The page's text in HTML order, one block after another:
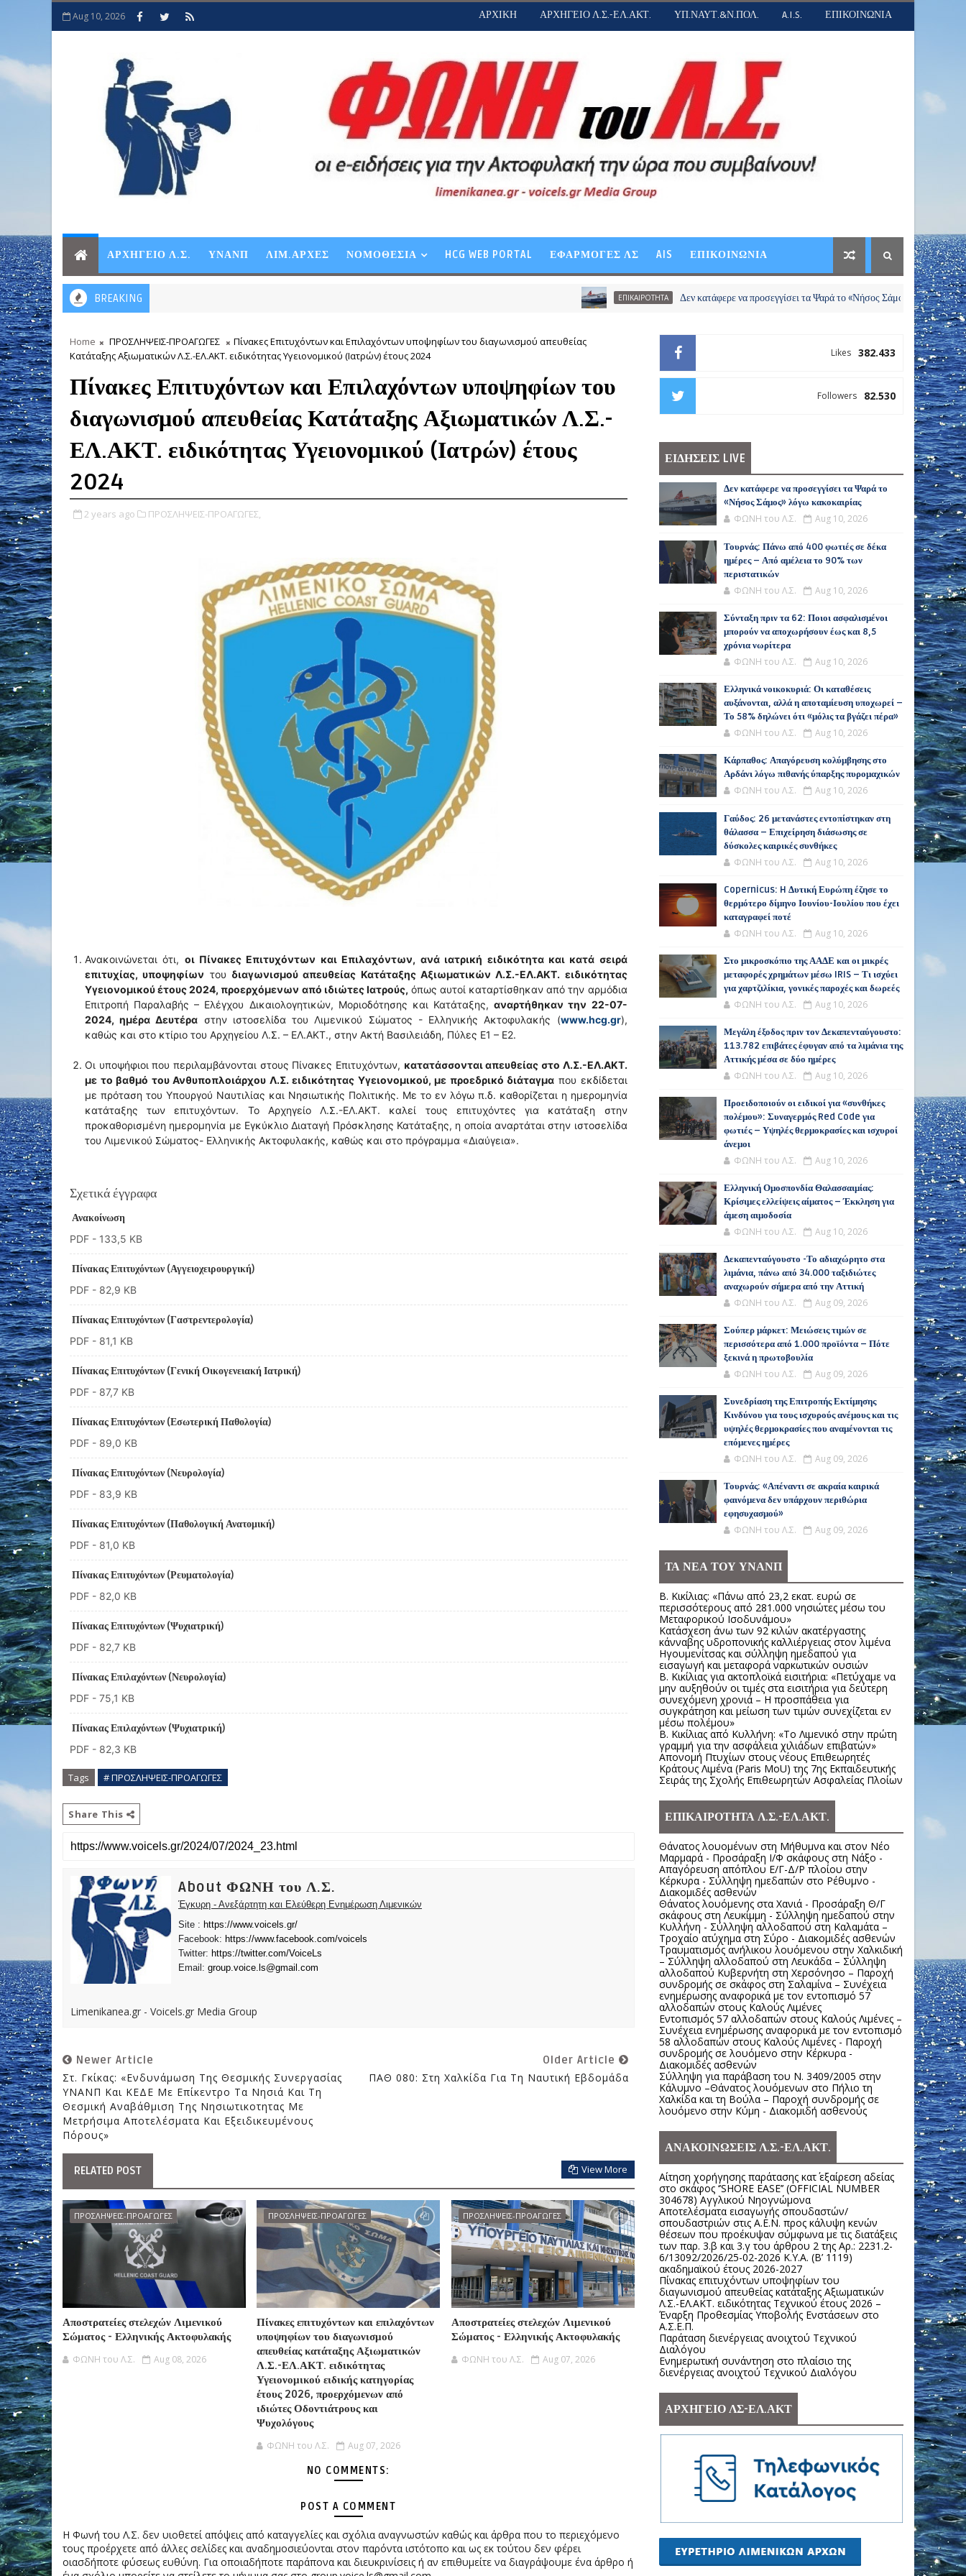
Aug 10, 2026 ΑΡΧΙΚΗ ΑΡΧΗΓΕΙΟ Λ.Σ.-ΕΛ.ΑΚΤ. ΥΠ.ΝΑΥΤ.&Ν.ΠΟΛ. A.I.S. ΕΠΙΚΟΙΝΩΝΙΑ
ΑΡΧΗΓΕΙΟ Λ.Σ. ΥΝΑΝΠ ΛΙΜ.ΑΡΧΕΣ ΝΟΜΟΘΕΣΙΑ HCG WEB PORTAL ΕΦΑΡΜΟΓΕΣ ΛΣ AIS ΕΠΙΚΟΙΝΩΝΙΑ
BREAKING ΕΠΙΚΑΙΡΟΤΗΤΑ Δεν κατάφερε να προσεγγίσει τα Ψαρά το «Νήσος Σάμος» λόγω κακοκαιρίας
Home ΠΡΟΣΛΗΨΕΙΣ-ΠΡΟΑΓΩΓΕΣ
Πίνακες Επιτυχόντων και Επιλαχόντων υποψηφίων του διαγωνισμού απευθείας
Κατάταξης Αξιωματικών Λ.Σ.-ΕΛ.ΑΚΤ. ειδικότητας Υγειονομικού (Ιατρών) έτους 2024
Πίνακες Επιτυχόντων και Επιλαχόντων υποψηφίων του
διαγωνισμού απευθείας Κατάταξης Αξιωματικών Λ.Σ.-
ΕΛ.ΑΚΤ. ειδικότητας Υγειονομικού (Ιατρών) έτους
2024
2 years ago ΠΡΟΣΛΗΨΕΙΣ-ΠΡΟΑΓΩΓΕΣ,
Ανακοινώνεται ότι, οι Πίνακες Επιτυχόντων και Επιλαχόντων, ανά ιατρική ειδικότητα και κατά σειρά
επιτυχίας, υποψηφίων του διαγωνισμού απευθείας Κατάταξης Αξιωματικών Λ.Σ.-ΕΛ.ΑΚΤ. ειδικότητας
Υγειονομικού έτους 2024, προερχόμενων από ιδιώτες Ιατρούς, όπως αυτοί καταρτίσθηκαν από την αρμόδια
Επιτροπή Παραλαβής – Ελέγχου Δικαιολογητικών, Μοριοδότησης και Κατάταξης,αναρτήθηκαν την 22-07-
2024, ημέρα Δευτέρα στην ιστοσελίδα του Λιμενικού Σώματος - Ελληνικής Ακτοφυλακής (www.hcg.gr),
καθώς και στο κτίριο του Αρχηγείου Λ.Σ. – ΕΛ.ΑΚΤ., στην Ακτή Βασιλειάδη, Πύλες Ε1 – Ε2.
Οι υποψήφιοι που περιλαμβάνονται στους Πίνακες Επιτυχόντων, κατατάσσονται απευθείας στο Λ.Σ.-ΕΛ.ΑΚΤ.
με το βαθμό του Ανθυποπλοιάρχου Λ.Σ. ειδικότητας Υγειονομικού, με προεδρικό διάταγμα που εκδίδεται
με πρόταση του Υπουργού Ναυτιλίας και Νησιωτικής Πολιτικής. Με το εν λόγω π.δ. καθορίζεται η ημερομηνία
κατάταξης των επιτυχόντων. Το Αρχηγείο Λ.Σ.-ΕΛ.ΑΚΤ. καλεί τους επιτυχόντες για κατάταξη στην
προκαθορισμένη ημερομηνία με Εγκύκλιο Διαταγή Πρόσκλησης Κατάταξης, η οποία αναρτάται στην ιστοσελίδα
του Λιμενικού Σώματος- Ελληνικής Ακτοφυλακής, καθώς και στο πρόγραμμα «Διαύγεια».
Σχετικά έγγραφα
Ανακοίνωση
PDF - 133,5 KB
Πίνακας Επιτυχόντων (Αγγειοχειρουργική)
PDF - 82,9 KB
Πίνακας Επιτυχόντων (Γαστρεντερολογία)
PDF - 81,1 KB
Πίνακας Επιτυχόντων (Γενική Οικογενειακή Ιατρική)
PDF - 87,7 KB
Πίνακας Επιτυχόντων (Εσωτερική Παθολογία)
PDF - 89,0 KB
Πίνακας Επιτυχόντων (Νευρολογία)
PDF - 83,9 KB
Πίνακας Επιτυχόντων (Παθολογική Ανατομική)
PDF - 81,0 KB
Πίνακας Επιτυχόντων (Ρευματολογία)
PDF - 82,0 KB
Πίνακας Επιτυχόντων (Ψυχιατρική)
PDF - 82,7 KB
Πίνακας Επιλαχόντων (Νευρολογία)
PDF - 75,1 KB
Πίνακας Επιλαχόντων (Ψυχιατρική)
PDF - 82,3 KB
Tags # ΠΡΟΣΛΗΨΕΙΣ-ΠΡΟΑΓΩΓΕΣ
Share This
About ΦΩΝΗ του Λ.Σ.
Έγκυρη - Ανεξάρτητη και Ελεύθερη Ενημέρωση Λιμενικών
Site : https://www.voicels.gr/
Facebook: https://www.facebook.com/voicels
Twitter: https://twitter.com/VoiceLs
Email: group.voice.ls@gmail.com
Limenikanea.gr - Voicels.gr Media Group
Newer Article
Στ. Γκίκας: «Ενδυνάμωση Της Θεσμικής Συνεργασίας
ΥΝΑΝΠ Και ΚΕΔΕ Με Επίκεντρο Τα Νησιά Και Τη
Θεσμική Αναβάθμιση Της Νησιωτικοτητας Με
Μετρήσιμα Αποτελέσματα Και Εξειδικευμένους
Πόρους»
Older Article
ΠΑΘ 080: Στη Χαλκίδα Για Τη Ναυτική Εβδομάδα
RELATED POST View More
ΠΡΟΣΛΗΨΕΙΣ-ΠΡΟΑΓΩΓΕΣ
Αποστρατείες στελεχών Λιμενικού
Σώματος - Ελληνικής Ακτοφυλακής
ΦΩΝΗ του Λ.Σ. Aug 08, 2026
ΠΡΟΣΛΗΨΕΙΣ-ΠΡΟΑΓΩΓΕΣ
Πίνακες επιτυχόντων και επιλαχόντων
υποψηφίων του διαγωνισμού
απευθείας κατάταξης Αξιωματικών
Λ.Σ.-ΕΛ.ΑΚΤ. ειδικότητας
Υγειονομικού ειδικής κατηγορίας
έτους 2026, προερχόμενων από
ιδιώτες Οδοντιάτρους και
Ψυχολόγους
ΦΩΝΗ του Λ.Σ. Aug 07, 2026
ΠΡΟΣΛΗΨΕΙΣ-ΠΡΟΑΓΩΓΕΣ
Αποστρατείες στελεχών Λιμενικού
Σώματος - Ελληνικής Ακτοφυλακής
ΦΩΝΗ του Λ.Σ. Aug 07, 2026
NO COMMENTS:
POST A COMMENT
Η Φωνή του Λ.Σ. δεν υιοθετεί απόψεις από καταγγελίες και σχόλια αναγνωστών καθώς και άρθρα που το περιεχόμενο
τους προέρχετε από άλλες σελίδες και αναδημοσιεύονται στον παρόντα ιστότοπο και ως εκ τούτου δεν φέρει
οιασδήποτε φύσεως ευθύνη. Για οποιαδήποτε παράπονα και διευκρινίσεις ή αν επιθυμείτε να διαγράψουμε ένα άρθρο ή
382.433
Likes
82.530
Followers
ΕΙΔΗΣΕΙΣ LIVE
Δεν κατάφερε να προσεγγίσει τα Ψαρά το
«Νήσος Σάμος» λόγω κακοκαιρίας
ΦΩΝΗ του Λ.Σ. Aug 10, 2026
Τουρνάς: Πάνω από 400 φωτιές σε δέκα
ημέρες – Από αμέλεια το 90% των
περιστατικών
ΦΩΝΗ του Λ.Σ. Aug 10, 2026
Σύνταξη πριν τα 62: Ποιοι ασφαλισμένοι
μπορούν να αποχωρήσουν έως και 8,5
χρόνια νωρίτερα
ΦΩΝΗ του Λ.Σ. Aug 10, 2026
Ελληνικά νοικοκυριά: Οι καταθέσεις
αυξάνονται, αλλά η αποταμίευση υποχωρεί –
Το 58% δηλώνει ότι «μόλις τα βγάζει πέρα»
ΦΩΝΗ του Λ.Σ. Aug 10, 2026
Κάρπαθος: Απαγόρευση κολύμβησης στο
Αρδάνι λόγω πιθανής ύπαρξης πυρομαχικών
ΦΩΝΗ του Λ.Σ. Aug 10, 2026
Γαύδος: 26 μετανάστες εντοπίστηκαν στη
θάλασσα – Επιχείρηση διάσωσης σε
δύσκολες καιρικές συνθήκες
ΦΩΝΗ του Λ.Σ. Aug 10, 2026
Copernicus: H Δυτική Ευρώπη έζησε το
θερμότερο δίμηνο Ιουνίου-Ιουλίου που έχει
καταγραφεί ποτέ
ΦΩΝΗ του Λ.Σ. Aug 10, 2026
Στο μικροσκόπιο της ΑΑΔΕ και οι μικρές
μεταφορές χρημάτων μέσω IRIS – Τι ισχύει
για χαρτζιλίκια, γονικές παροχές και δωρεές
ΦΩΝΗ του Λ.Σ. Aug 10, 2026
Μεγάλη έξοδος πριν τον Δεκαπενταύγουστο:
113.782 επιβάτες έφυγαν από τα λιμάνια της
Αττικής μέσα σε δύο ημέρες
ΦΩΝΗ του Λ.Σ. Aug 10, 2026
Προειδοποιούν οι ειδικοί για «συνθήκες
πολέμου»: Συναγερμός Red Code για
φωτιές – Υψηλές θερμοκρασίες και ισχυροί
άνεμοι
ΦΩΝΗ του Λ.Σ. Aug 10, 2026
Ελληνική Ομοσπονδία Θαλασσαιμίας:
Κρίσιμες ελλείψεις αίματος – Έκκληση για
άμεση αιμοδοσία
ΦΩΝΗ του Λ.Σ. Aug 10, 2026
Δεκαπενταύγουστο -Το αδιαχώρητο στα
λιμάνια, πάνω από 34.000 ταξιδιώτες
αναχωρούν σήμερα από την Αττική
ΦΩΝΗ του Λ.Σ. Aug 09, 2026
Σούπερ μάρκετ: Μειώσεις τιμών σε
περισσότερα από 1.000 προϊόντα – Πότε
ξεκινά η πρωτοβουλία
ΦΩΝΗ του Λ.Σ. Aug 09, 2026
Συνεδρίαση της Επιτροπής Εκτίμησης
Κινδύνου για τους ισχυρούς ανέμους και τις
υψηλές θερμοκρασίες που αναμένονται τις
επόμενες ημέρες
ΦΩΝΗ του Λ.Σ. Aug 09, 2026
Τουρνάς: «Απέναντι σε ακραία καιρικά
φαινόμενα δεν υπάρχουν περιθώρια
εφησυχασμού»
ΦΩΝΗ του Λ.Σ. Aug 09, 2026
ΤΑ ΝΕΑ ΤΟΥ ΥΝΑΝΠ
Β. Κικίλιας: «Πάνω από 23,2 εκατ. ευρώ σε
περισσότερους από 281.000 νησιώτες μέσω του
Μεταφορικού Ισοδυνάμου»
Κατάσχεση άνω των 92 κιλών ακατέργαστης
κάνναβης υδροπονικής καλλιέργειας στον λιμένα
Ηγουμενίτσας και σύλληψη ημεδαπού για
εισαγωγή και μεταφορά ναρκωτικών ουσιών
Β. Κικίλιας για ακτοπλοϊκά εισιτήρια: «Πετύχαμε να
μην αυξηθούν οι τιμές στα εισιτήρια για δεύτερη
συνεχόμενη χρονιά – Η προσπάθεια για
συγκράτηση και μείωση των τιμών συνεχίζεται εν
μέσω πολέμου»
Β. Κικίλιας από Κυλλήνη: «Το Λιμενικό στην πρώτη
γραμμή για την ασφάλεια χιλιάδων επιβατών»
Απονομή Πτυχίων στους νέους Επιθεωρητές
Κράτους Λιμένα (Paris MoU) της 7ης Εκπαιδευτικής
Σειράς της Σχολής Επιθεωρητών Ασφαλείας Πλοίων
ΕΠΙΚΑΙΡΟΤΗΤΑ Λ.Σ.-ΕΛ.ΑΚΤ.
Θάνατος λουομένων στη Μήθυμνα και στον Νέο
Μαρμαρά - Προσάραξη Ι/Φ σκάφους στη Νάξο -
Απαγόρευση απόπλου Ε/Γ-Δ/Ρ πλοίου στην
Κέρκυρα - Σύλληψη ημεδαπών στο Ρέθυμνο -
Διακομιδές ασθενών
Θάνατος λουόμενης στα Χανιά - Προσάραξη Θ/Γ
σκάφους στη Λευκίμμη - Σύλληψη ημεδαπού στην
Κυλλήνη - Σύλληψη αλλοδαπού στη Καλαμάτα –
Τροχαίο ατύχημα στη Σύρο - Διακομιδές ασθενών
Τραυματισμός ανήλικου λουόμενου στην Χαλκιδική
– Σύλληψη αλλοδαπού στη Λευκάδα – Σύλληψη
αλλοδαπού Κυβερνήτη στη Χερσόνησο – Παροχή
συνδρομής σε σκάφος στη Σαλαμίνα – Συνέχεια
ενημέρωσης αναφορικά με τον εντοπισμό 57
αλλοδαπών στους Καλούς Λιμένες
Εντοπισμός 57 αλλοδαπών στους Καλούς Λιμένες –
Συνέχεια ενημέρωσης αναφορικά με τον εντοπισμό
58 αλλοδαπών στους Καλούς Λιμένες - Παροχή
συνδρομής σε λουόμενο στην Κέρκυρα -
Διακομιδές ασθενών
Σύλληψη για παράβαση του Ν. 3409/2005 στην
Κάλυμνο –Θάνατος λουόμενων στο Πήλιο τη
Χαλκίδα και τη Βούλα – Παροχή συνδρομής σε
λουόμενο στην Κύμη - Διακομιδή ασθενούς
ΑΝΑΚΟΙΝΩΣΕΙΣ Λ.Σ.-ΕΛ.ΑΚΤ.
Αίτηση χορήγησης παράτασης κατ΄ εξαίρεση αδείας
στο σκάφος ‘’SHORE EASE’’ (OFFICIAL NUMBER
304678) Αγγλικού Νηογνώμονα
Αποτελέσματα εισαγωγής σπουδαστών/
σπουδαστριών στις Α.Ε.Ν. προς κάλυψη κενών
θέσεων που προέκυψαν σύμφωνα με τις διατάξεις
των παρ. 3.β και 3.γ του άρθρου 2 της Αρ.: 2231.2-
6/13092/2026/25-02-2026 Κ.Υ.Α. (Β’ 1119)
ακαδημαϊκού έτους 2026-2027
Πίνακας επιτυχόντων υποψηφίων του
διαγωνισμού απευθείας κατάταξης Αξιωματικών
Λ.Σ.-ΕΛ.ΑΚΤ. ειδικότητας Τεχνικού έτους 2026 –
Έναρξη Προθεσμίας Υποβολής Ενστάσεων στο
Α.Σ.Ε.Π.
Παράταση διενέργειας ανοιχτού Τεχνικού
Διαλόγου
Ενημερωτική συνάντηση στο πλαίσιο της
διενέργειας ανοιχτού Τεχνικού Διαλόγου
ΑΡΧΗΓΕΙΟ ΛΣ-ΕΛ.ΑΚΤ